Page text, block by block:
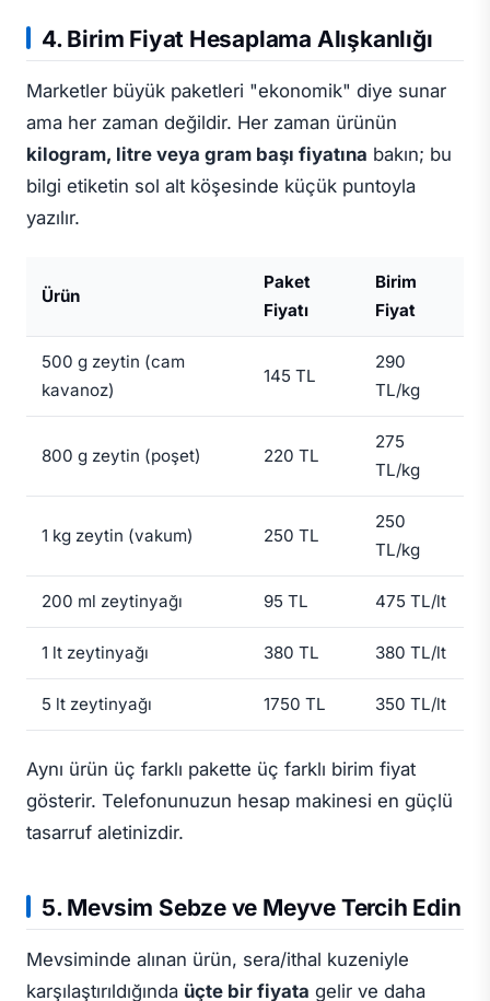
4. Birim Fiyat Hesaplama Alışkanlığı
Marketler büyük paketleri "ekonomik" diye sunar
ama her zaman değildir. Her zaman ürünün
kilogram, litre veya gram başı fiyatına bakın; bu
bilgi etiketin sol alt köşesinde küçük puntoyla
yazılır.
Ürün
Paket
Fiyatı
Birim
Fiyat
500 g zeytin (cam
kavanoz)
145 TL
290
TL/kg
800 g zeytin (poşet) 220 TL
275
TL/kg
1 kg zeytin (vakum) 250 TL
250
TL/kg
200 ml zeytinyağı 95 TL 475 TL/lt
1 lt zeytinyağı 380 TL 380 TL/lt
5 lt zeytinyağı 1750 TL 350 TL/lt
Aynı ürün üç farklı pakette üç farklı birim fiyat
gösterir. Telefonunuzun hesap makinesi en güçlü
tasarruf aletinizdir.
5. Mevsim Sebze ve Meyve Tercih Edin
Mevsiminde alınan ürün, sera/ithal kuzeniyle
karşılaştırıldığında üçte bir fiyata gelir ve daha